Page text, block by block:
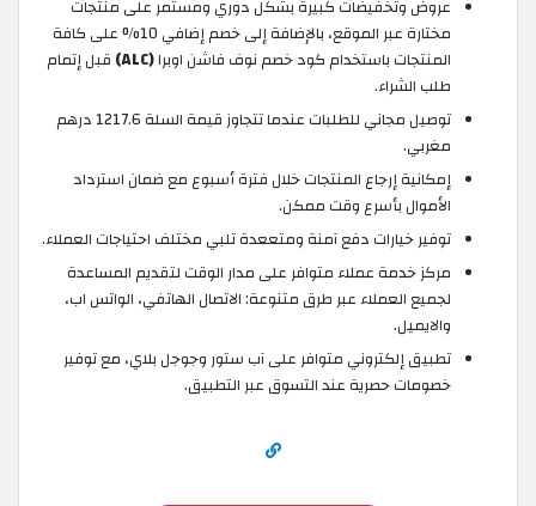
عروض وتخفيضات كبيرة بشكل دوري ومستمر على منتجات
مختارة عبر الموقع، بالإضافة إلى خصم إضافي 10% على كافة
المنتجات باستخدام كود خصم نوف فاشن اوبرا(ALC)
قبل إتمام
طلب الشراء.
توصيل مجاني للطلبات عندما تتجاوز قيمة السلة 1217.6 درهم
مغربي.
إمكانية إرجاع المنتجات خلال فترة أسبوع مع ضمان استرداد
الأموال بأسرع وقت ممكن.
توفير خيارات دفع آمنة ومتععدة تلبي مختلف احتياجات العملاء.
مركز خدمة عملاء متوافر على مدار الوقت لتقديم المساعدة
لجميع العملاء عبر طرق متنوعة: الاتصال الهاتفي، الواتس اب،
والايميل.
تطبيق إلكتروني متوافر على آب ستور وجوجل بلاي، مع توفير
خصومات حصرية عند التسوق عبر التطبيق.